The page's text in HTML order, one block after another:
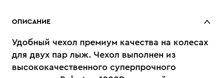
ОПИСАНИЕ
Удобный чехол премиум качества на колесах
для двух пар лыж. Чехол выполнен из
высококачественного суперпрочного